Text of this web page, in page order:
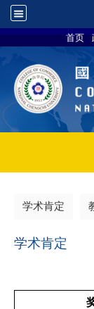
首页
学术肯定
学术肯定